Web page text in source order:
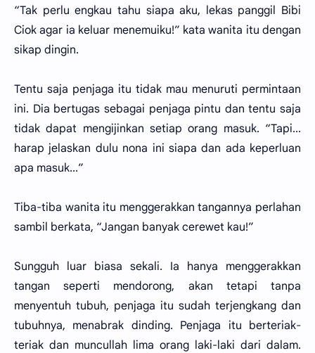
“Tak perlu engkau tahu siapa aku, lekas panggil Bibi
Ciok agar ia keluar menemuiku!” kata wanita itu dengan
sikap dingin.
Tentu saja penjaga itu tidak mau menuruti permintaan
ini. Dia bertugas sebagai penjaga pintu dan tentu saja
tidak dapat mengijinkan setiap orang masuk. “Tapi...
harap jelaskan dulu nona ini siapa dan ada keperluan
apa masuk...”
Tiba-tiba wanita itu menggerakkan tangannya perlahan
sambil berkata, “Jangan banyak cerewet kau!”
Sungguh luar biasa sekali. Ia hanya menggerakkan
tangan seperti mendorong, akan tetapi tanpa
menyentuh tubuh, penjaga itu sudah terjengkang dan
tubuhnya, menabrak dinding. Penjaga itu berteriak-
teriak dan muncullah lima orang laki-laki dari dalam.